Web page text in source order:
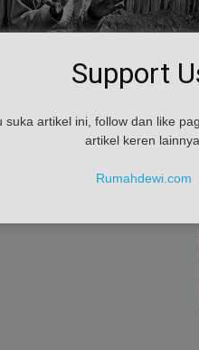
Support
suka artikel ini, follow dan like
artikel keren lainnya.
Rumahdewi.com